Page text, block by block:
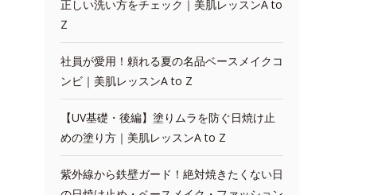
正しい洗い方をチェック｜美肌レッスンA to
Z
社員が愛用！頼れる夏の名品ベースメイクコ
ンビ｜美肌レッスンA to Z
【UV基礎・後編】塗りムラを防ぐ日焼け止
めの塗り方｜美肌レッスンA to Z
紫外線から鉄壁ガード！絶対焼きたくない日